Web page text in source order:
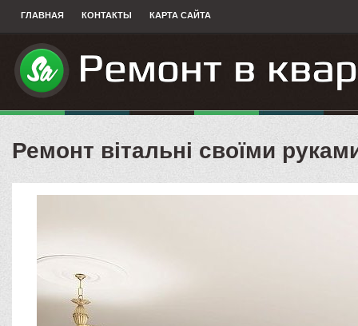
ГЛАВНАЯ КОНТАКТЫ КАРТА САЙТА
Ремонт вітальні своїми